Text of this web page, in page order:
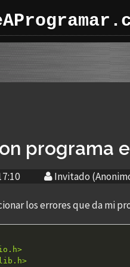
programa
Invitado
los errores que da mi